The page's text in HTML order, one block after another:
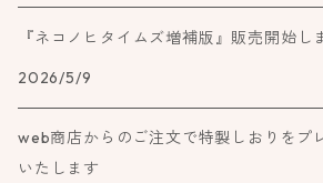
『ネコノヒタイムズ増補版』販売開始し
2026/5/9
web商店からのご注文で特製しおりをプ
いたします